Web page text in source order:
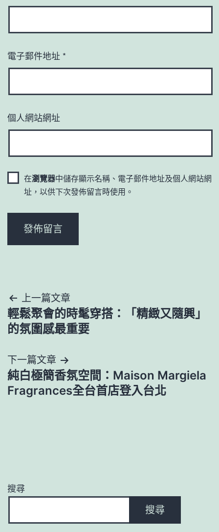
電子郵件地址 *
個人網站網址
在瀏覽器中儲存顯示名稱、電子郵件地址及個人網站網
址，以供下次發佈留言時使用。
文
章
覽
上一篇文章
輕鬆聚會的時髦穿搭：「精緻又隨興」
的氛圍感最重要
下一篇文章
純白極簡香氛空間：Maison Margiela
Fragrances全台首店登入台北
搜尋
搜尋